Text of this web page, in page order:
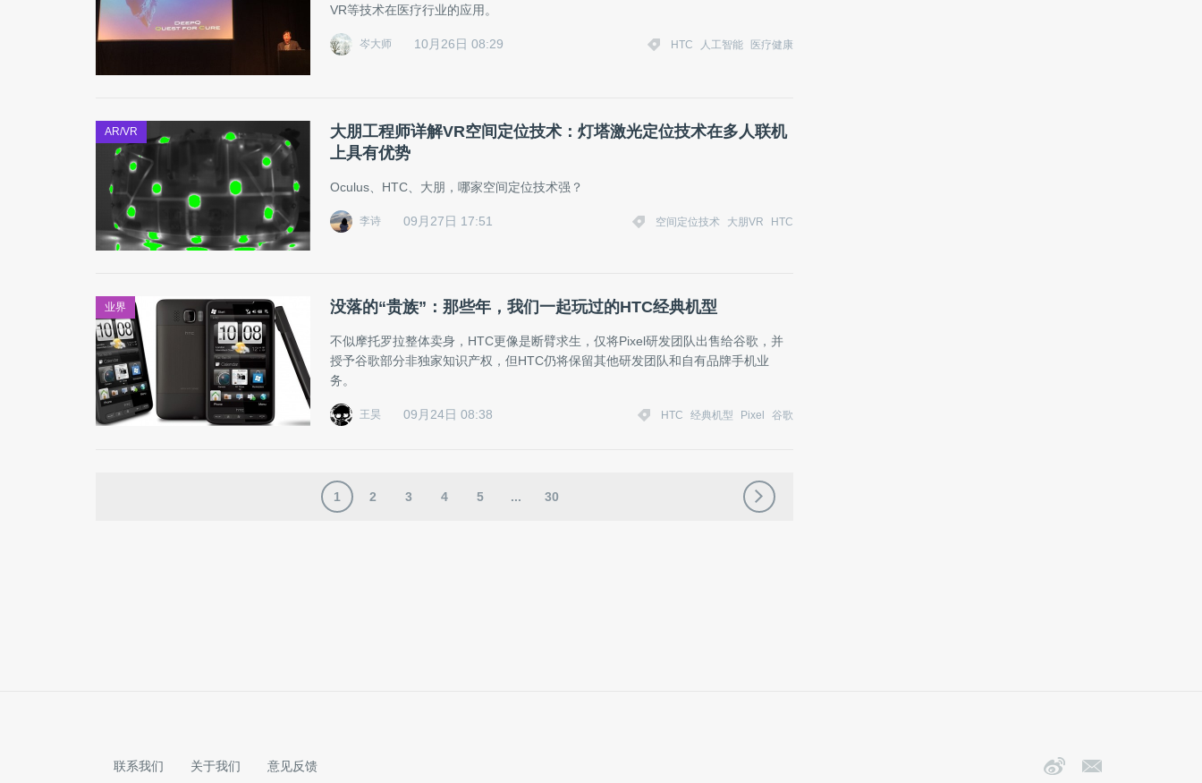
VR等技术在医疗行业的应用。
岑大师 10月26日 08:29 HTC 人工智能 医疗健康
AR/VR
大朋工程师详解VR空间定位技术：灯塔激光定位技术在多人联机
上具有优势
Oculus、HTC、大朋，哪家空间定位技术强？
李诗 09月27日 17:51 空间定位技术 大朋VR HTC
业界 没落的“贵族”：那些年，我们一起玩过的HTC经典机型
不似摩托罗拉整体卖身，HTC更像是断臂求生，仅将Pixel研发团队出售给谷歌，并
授予谷歌部分非独家知识产权，但HTC仍将保留其他研发团队和自有品牌手机业
务。
王昊 09月24日 08:38 HTC 经典机型 Pixel 谷歌
1 2 3 4 5 ... 30
联系我们 关于我们 意见反馈